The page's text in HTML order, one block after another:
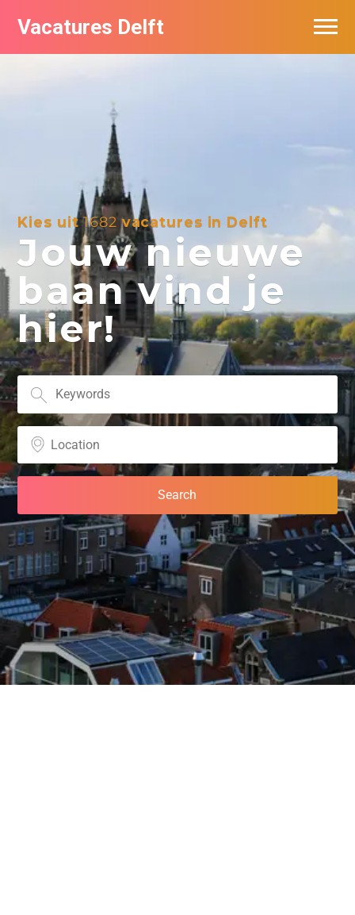
Vacatures Delft
Kies uit1682 vacatures in Delft
Jouw nieuwe
baan vind je
hier!
Vacatures per bedrijf in Delft